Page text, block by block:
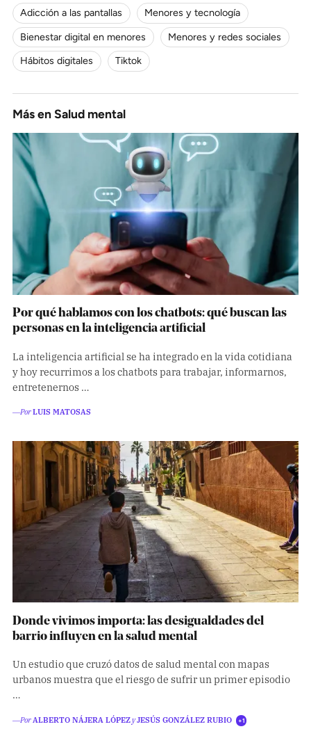
Adicción a las pantallas
Menores y tecnología
Bienestar digital en menores
Menores y redes sociales
Hábitos digitales
Tiktok
Más enSalud mental
Por qué hablamos con los chatbots: qué buscan las
personas en la inteligencia artificial
La inteligencia artificial se ha integrado en la vida cotidiana
y hoy recurrimos a los chatbots para trabajar, informarnos,
entretenernos …
―PorLUIS MATOSAS
Donde vivimos importa: las desigualdades del
barrio influyen en la salud mental
Un estudio que cruzó datos de salud mental con mapas
urbanos muestra que el riesgo de sufrir un primer episodio
…
―Por ALBERTO NÁJERA LÓPEZyJESÚS GONZÁLEZ RUBIO +1